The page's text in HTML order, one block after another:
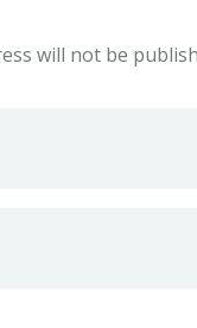
will not be